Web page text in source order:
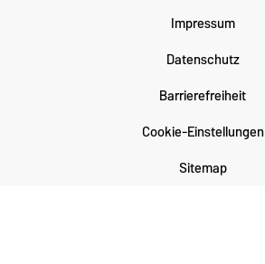
Impressum
Datenschutz
Barrierefreiheit
Cookie-Einstellungen
Sitemap